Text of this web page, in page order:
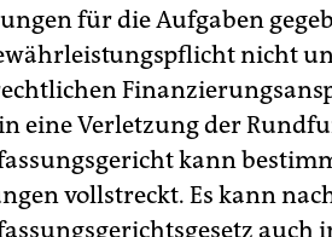
für die Aufgaben
nicht
eine Verletzung der
kann
vollstreckt. Es kann
auch